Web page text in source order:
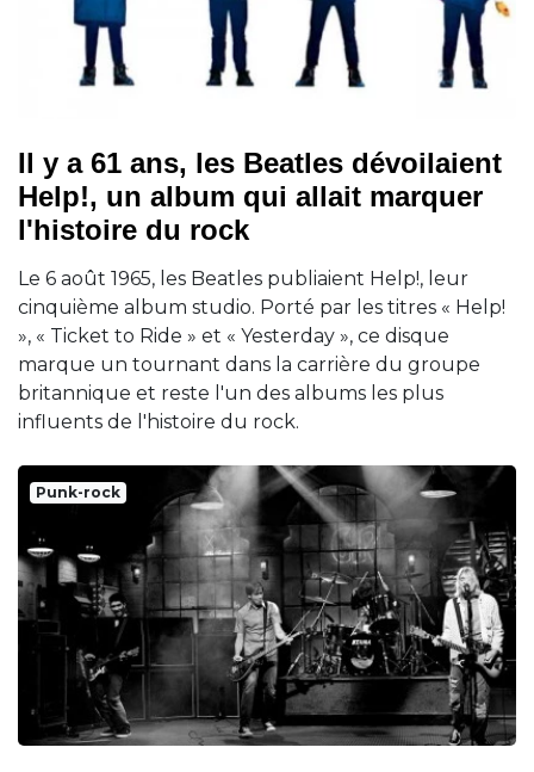
Il y a 61 ans, les Beatles dévoilaient
Help!, un album qui allait marquer
l'histoire du rock
Le 6 août 1965, les Beatles publiaient Help!, leur
cinquième album studio. Porté par les titres « Help!
», « Ticket to Ride » et « Yesterday », ce disque
marque un tournant dans la carrière du groupe
britannique et reste l'un des albums les plus
influents de l'histoire du rock.
Punk-rock